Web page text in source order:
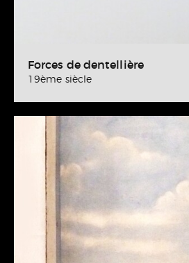
Forces de dentellière
19ème siècle